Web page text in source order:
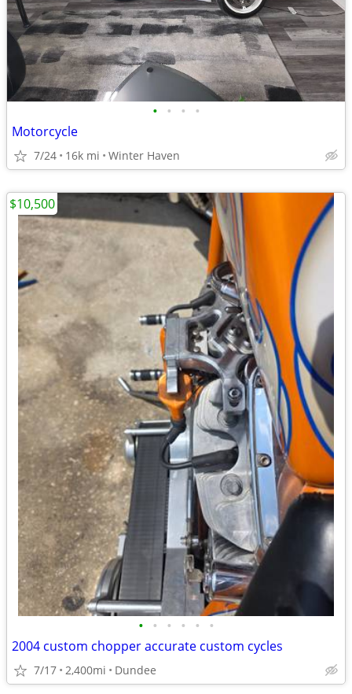
• • • •
Motorcycle
7/24 16k mi Winter Haven
• • • • • •
2004 custom chopper accurate custom cycles
7/17 2,400mi Dundee
$10,500